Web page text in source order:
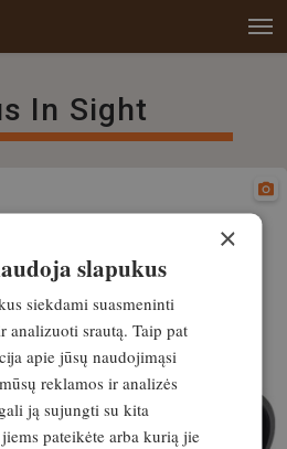
In Sight
×
slapukus
siekdami suasmeninti
analizuoti srautą. Taip pat
apie jūsų naudojimąsi
reklamos ir analizės
ją sujungti su kita
pateikėte arba kurią jie